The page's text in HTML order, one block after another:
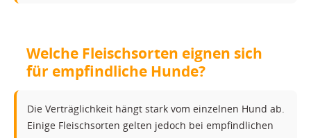
Welche Fleischsorten eignen sich
für empfindliche Hunde?
Die Verträglichkeit hängt stark vom einzelnen Hund ab.
Einige Fleischsorten gelten jedoch bei empfindlichen